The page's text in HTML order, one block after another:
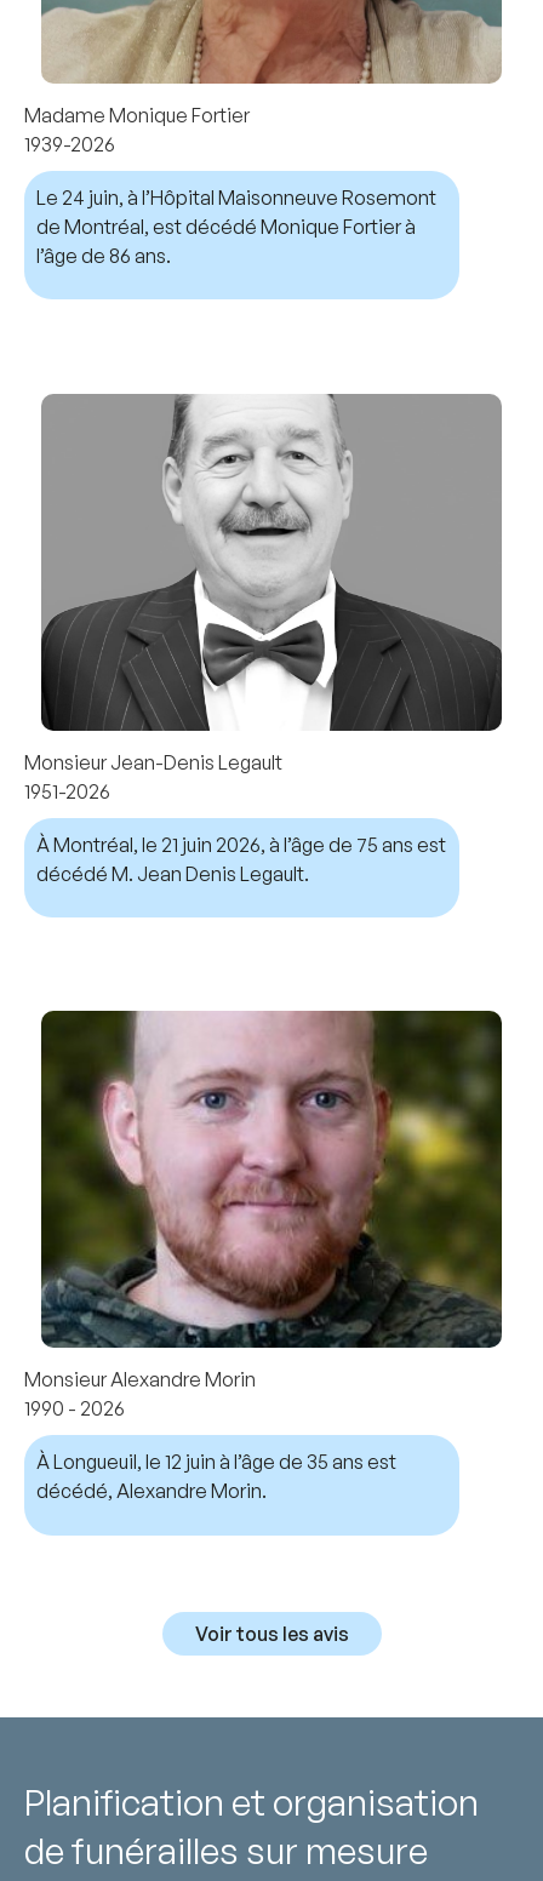
Madame Monique Fortier
1939-2026
Le 24 juin, à l’Hôpital Maisonneuve Rosemont
de Montréal, est décédé Monique Fortier à
l’âge de 86 ans.
Monsieur Jean-Denis Legault
1951-2026
À Montréal, le 21 juin 2026, à l’âge de 75 ans est
décédé M. Jean Denis Legault.
Monsieur Alexandre Morin
1990 - 2026
À Longueuil, le 12 juin à l’âge de 35 ans est
décédé, Alexandre Morin.
Voir tous les avis
Planification et organisation
de funérailles sur mesure